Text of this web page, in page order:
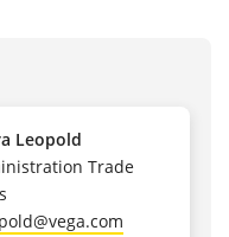
Leopold
Trade